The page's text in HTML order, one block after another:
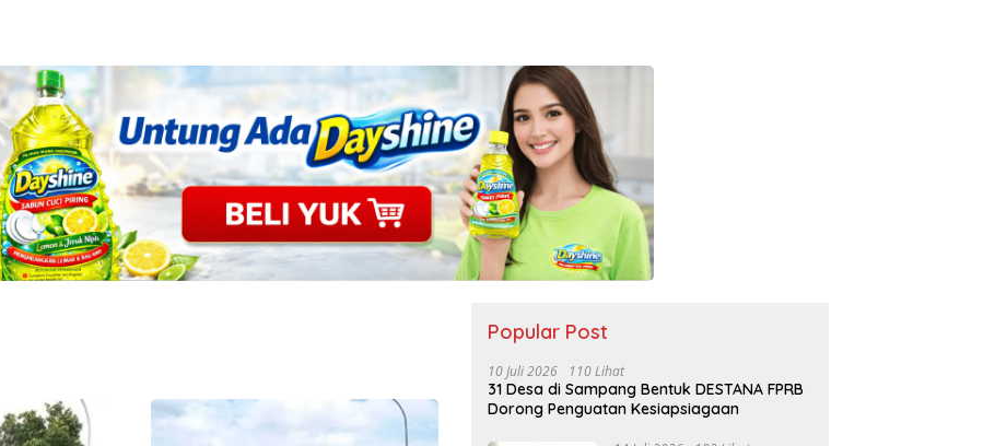
Popular Post
10 Juli 2026 110 Lihat
31 Desa di Sampang Bentuk DESTANA FPRB
Dorong Penguatan Kesiapsiagaan